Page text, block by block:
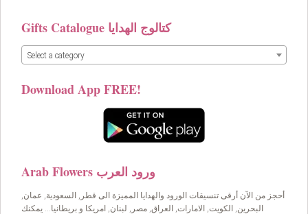
Gifts Catalogue كتالوج الهدايا
Select a category
Download App FREE!
Arab Flowers ورود العرب
أحجز من الآن أرقى تنسيقات الورود والهدايا المميزة الى قطر, السعودية, عمان,
البحرين, الكويت, الامارات, العراق, مصر, لبنان, امريكا و بريطانيا… يمكنك